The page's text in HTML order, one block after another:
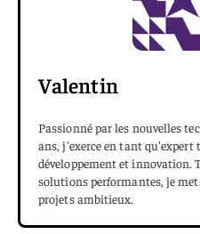
Valentin
Passionné par les nouvelles
ans, j'exerce en tant qu'expert
développement et innovation.
solutions performantes, je
projets ambitieux.